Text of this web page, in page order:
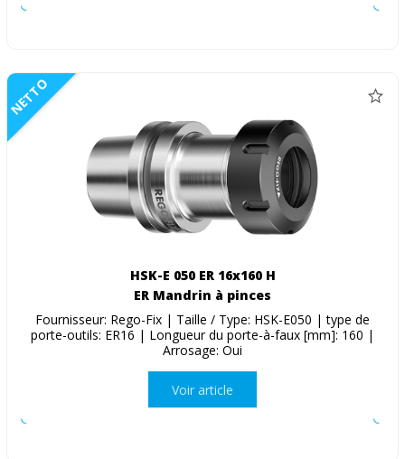
NETTO
HSK-E 050 ER 16x160 H
ER Mandrin à pinces
Fournisseur: Rego-Fix | Taille / Type: HSK-E050 | type de
porte-outils: ER16 | Longueur du porte-à-faux [mm]: 160 |
Arrosage: Oui
Voir article